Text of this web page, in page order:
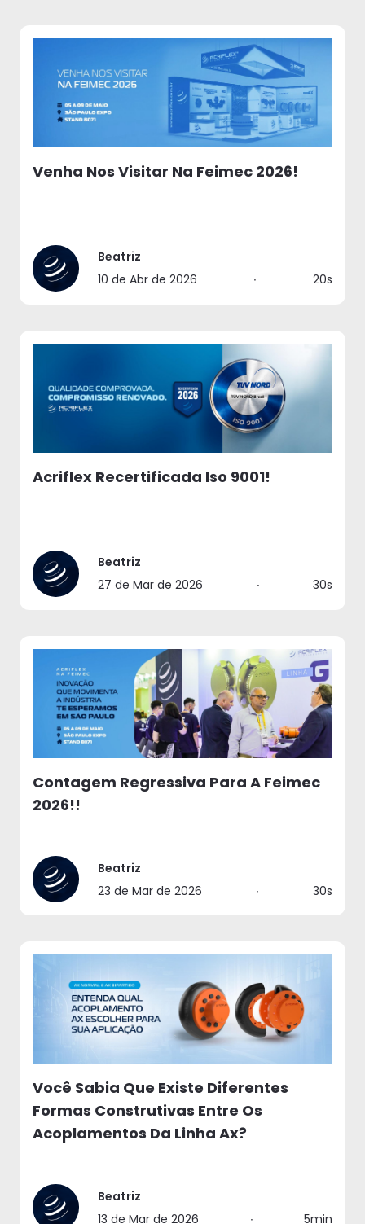
Venha Nos Visitar Na Feimec 2026!
Beatriz
10 de Abr de 2026
∙ 20s
Acriflex Recertificada Iso 9001!
Beatriz
27 de Mar de 2026
∙ 30s
Contagem Regressiva Para A Feimec
2026!!
Beatriz
23 de Mar de 2026
∙ 30s
Você Sabia Que Existe Diferentes
Formas Construtivas Entre Os
Acoplamentos Da Linha Ax?
Beatriz
13 de Mar de 2026
∙ 5min